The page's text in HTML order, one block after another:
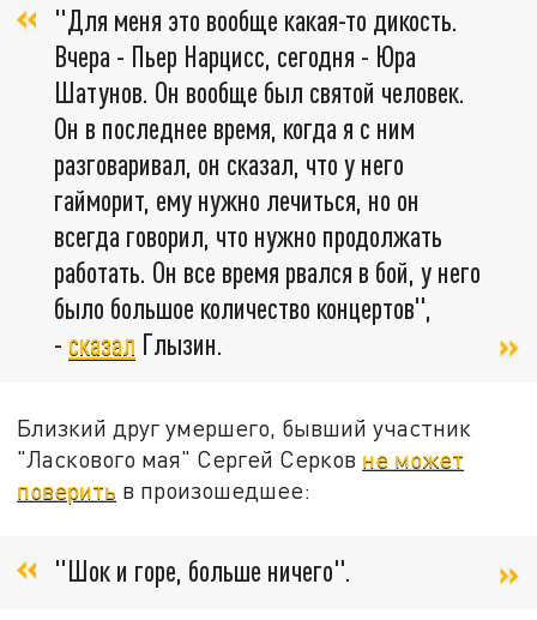
"Для меня это вообще какая-то дикость.
Вчера - Пьер Нарцисс, сегодня - Юра
Шатунов. Он вообще был святой человек.
Он в последнее время, когда я с ним
разговаривал, он сказал, что у него
гайморит, ему нужно лечиться, но он
всегда говорил, что нужно продолжать
работать. Он все время рвался в бой, у него
было большое количество концертов",
- сказал Глызин.
Близкий друг умершего, бывший участник
"Ласкового мая" Сергей Серков не может
поверить в произошедшее:
"Шок и горе, больше ничего".